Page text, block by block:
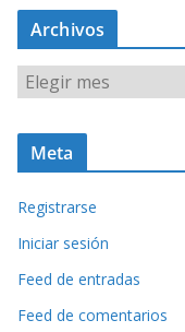
Archivos
r
c
v
o
s
Meta
Registrarse
Iniciar sesión
Feed de entradas
Feed de comentarios